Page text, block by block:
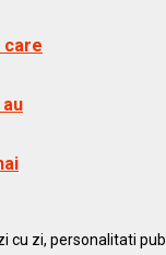
care
cu zi, personalitati